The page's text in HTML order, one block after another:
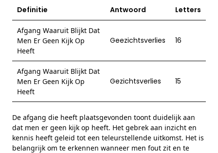
Definitie Antwoord Letters
Afgang Waaruit Blijkt Dat
Men Er Geen Kijk Op
Heeft
Geezichtsverlies 16
Afgang Waaruit Blijkt Dat
Men Er Geen Kijk Op
Heeft
Gezichtsverlies 15
De afgang die heeft plaatsgevonden toont duidelijk aan
dat men er geen kijk op heeft. Het gebrek aan inzicht en
kennis heeft geleid tot een teleurstellende uitkomst. Het is
belangrijk om te erkennen wanneer men fout zit en te